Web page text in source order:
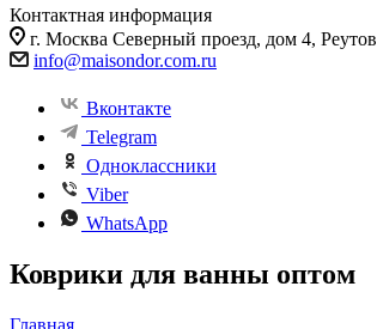
Контактная информация
г. Москва Северный проезд, дом 4, Реутов
info@maisondor.com.ru
Вконтакте
Telegram
Одноклассники
Viber
WhatsApp
Коврики для ванны оптом
Главная